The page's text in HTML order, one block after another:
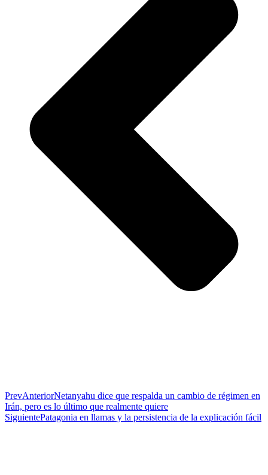
PrevAnteriorNetanyahu dice que respalda un cambio de régimen en
Irán, pero es lo último que realmente quiere
SiguientePatagonia en llamas y la persistencia de la explicación fácil